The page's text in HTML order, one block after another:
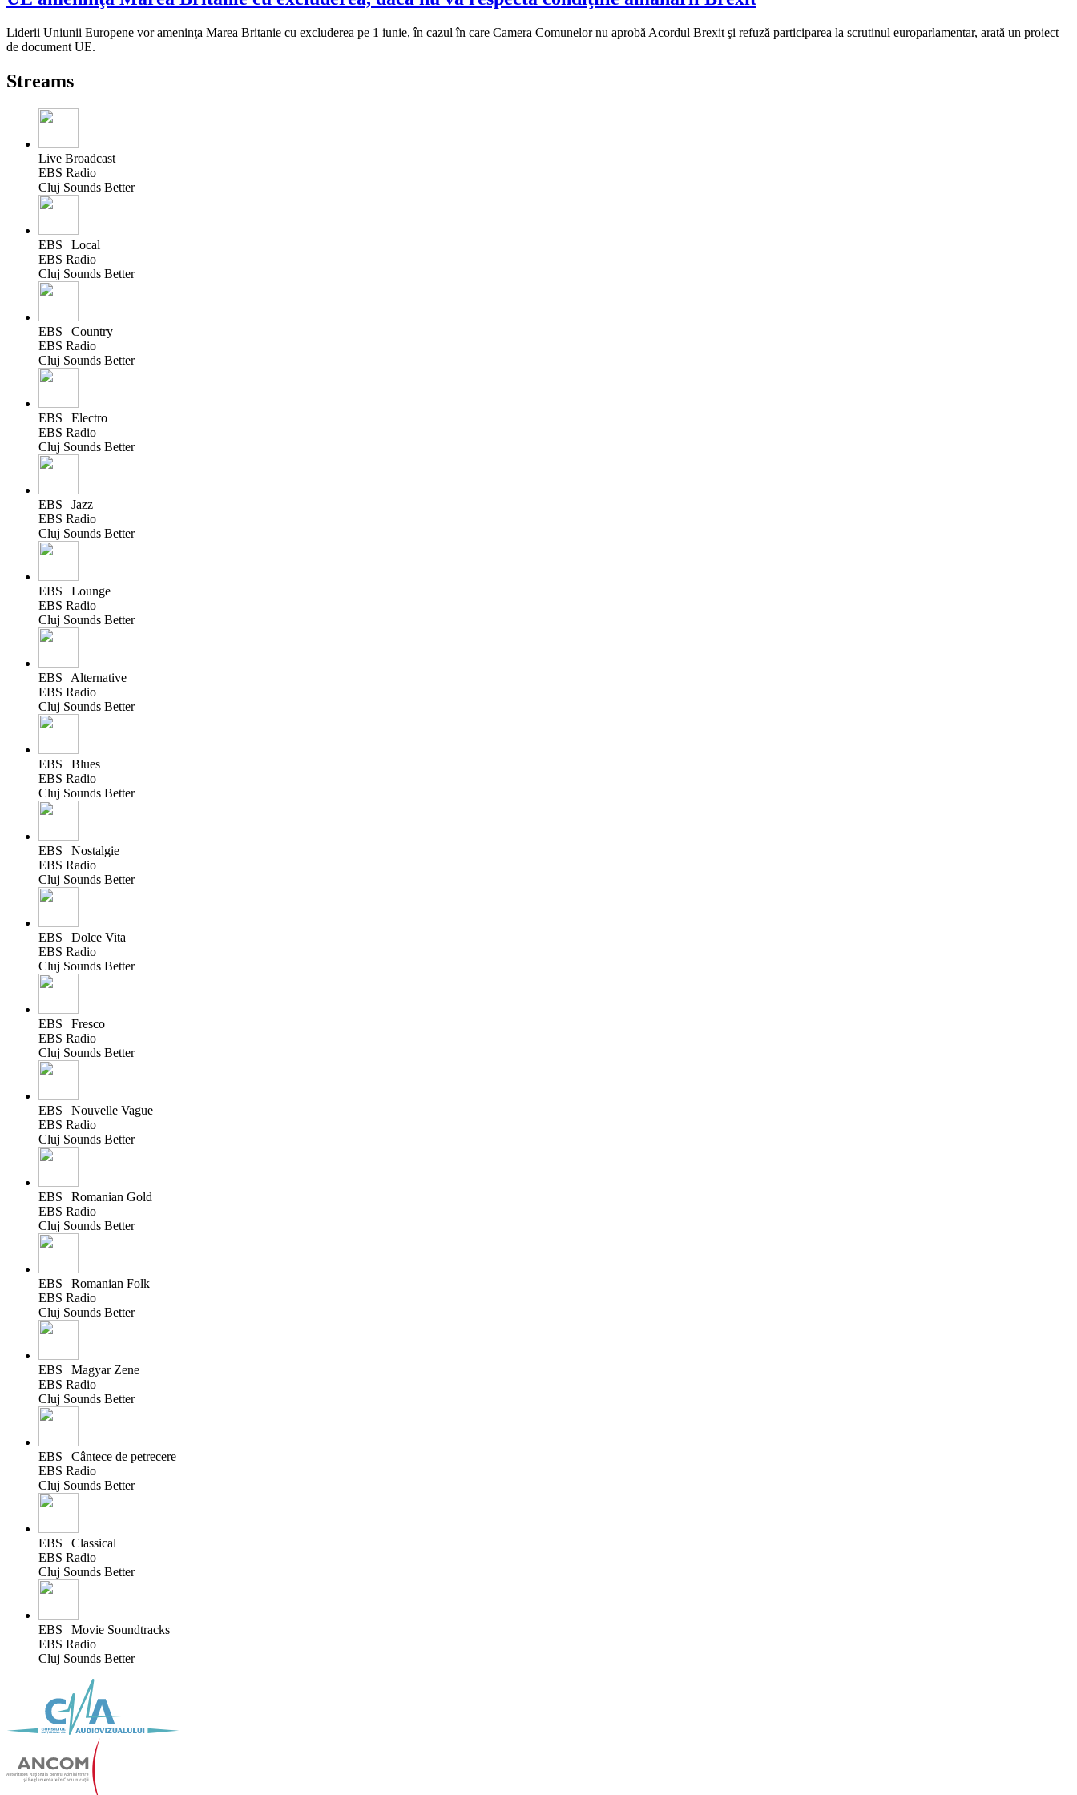
Liderii Uniunii Europene vor ameninţa Marea Britanie cu excluderea pe 1 iunie, în cazul în care Camera Comunelor nu aprobă Acordul Brexit şi refuză participarea la scrutinul europarlamentar, arată un proiect
de document UE.
Streams
Live Broadcast
EBS Radio
Cluj Sounds Better
EBS | Local
EBS Radio
Cluj Sounds Better
EBS | Country
EBS Radio
Cluj Sounds Better
EBS | Electro
EBS Radio
Cluj Sounds Better
EBS | Jazz
EBS Radio
Cluj Sounds Better
EBS | Lounge
EBS Radio
Cluj Sounds Better
EBS | Alternative
EBS Radio
Cluj Sounds Better
EBS | Blues
EBS Radio
Cluj Sounds Better
EBS | Nostalgie
EBS Radio
Cluj Sounds Better
EBS | Dolce Vita
EBS Radio
Cluj Sounds Better
EBS | Fresco
EBS Radio
Cluj Sounds Better
EBS | Nouvelle Vague
EBS Radio
Cluj Sounds Better
EBS | Romanian Gold
EBS Radio
Cluj Sounds Better
EBS | Romanian Folk
EBS Radio
Cluj Sounds Better
EBS | Magyar Zene
EBS Radio
Cluj Sounds Better
EBS | Cântece de petrecere
EBS Radio
Cluj Sounds Better
EBS | Classical
EBS Radio
Cluj Sounds Better
EBS | Movie Soundtracks
EBS Radio
Cluj Sounds Better